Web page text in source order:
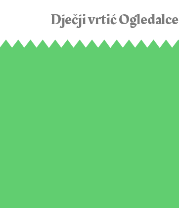
Dječji vrtić Ogledalce